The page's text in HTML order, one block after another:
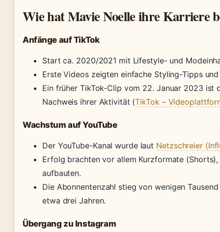
Wie hat Mavie Noelle ihre Karriere
Anfänge auf TikTok
Start ca. 2020/2021 mit Lifestyle- und
Erste Videos zeigten einfache Styling-Tipps
Ein früher TikTok-Clip vom 22. Januar 2023 ist
Nachweis ihrer Aktivität (TikTok –
Wachstum auf YouTube
Der YouTube-Kanal wurde laut Netzschreier
Erfolg brachten vor allem Kurzformate
aufbauten.
Die Abonnentenzahl stieg von wenigen
etwa drei Jahren.
Übergang zu Instagram